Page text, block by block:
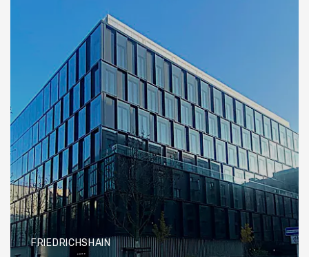
FRIEDRICHSHAIN